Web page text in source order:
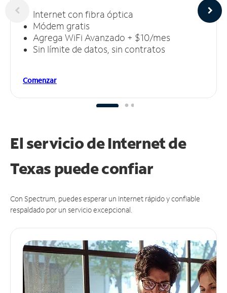
Internet con fibra óptica
Módem gratis
Agrega WiFi Avanzado + $10/mes
Sin límite de datos, sin contratos
Comenzar
El servicio de Internet de
Texas puedeconfiar
Con Spectrum, puedes esperar un Internet rápido y confiable
respaldado por un servicio excepcional.